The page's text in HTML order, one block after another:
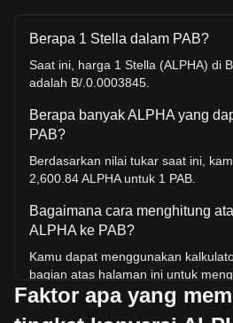
Berapa 1 Stella dalam PAB?
Saat ini, harga 1 Stella (ALPHA) di
adalah B/.0.0003845.
Berapa banyak ALPHA yang
PAB?
Berdasarkan nilai tukar saat ini,
2,600.84 ALPHA untuk 1 PAB.
Bagaimana cara menghitung
ALPHA ke PAB?
Kamu dapat menggunakan
bagian atas halaman ini untuk
ALPHA ke PAB. Kami juga
cepat untuk konversi yang paling
Faktor apa yang